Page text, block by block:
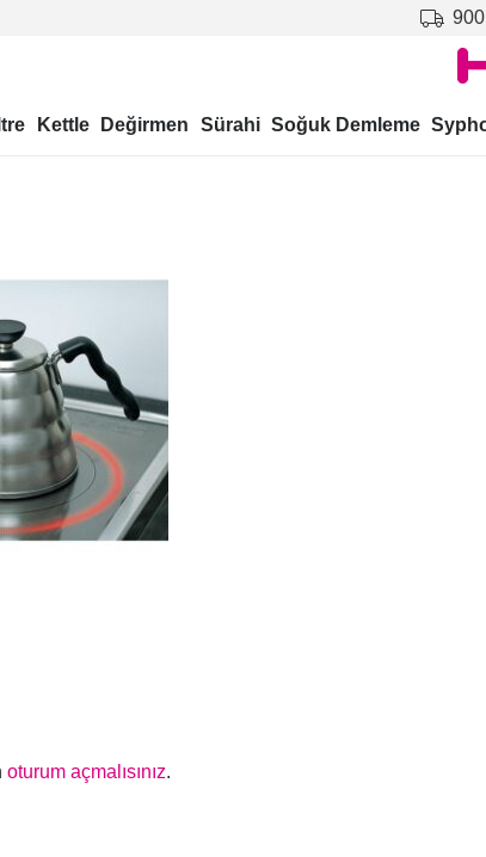
Kettle Değirmen Sürahi Soğuk Demleme
oturum açmalısınız.